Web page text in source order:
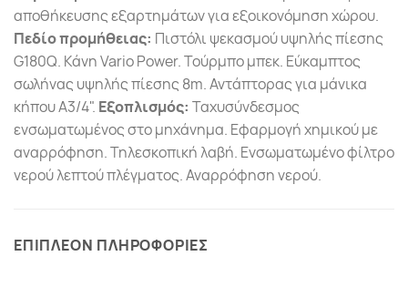
αποθήκευσης εξαρτημάτων για εξοικονόμηση χώρου.
Πεδίο προμήθειας: Πιστόλι ψεκασμού υψηλής πίεσης
G180Q. Κάνη Vario Power. Τούρμπο μπεκ. Εύκαμπτος
σωλήνας υψηλής πίεσης 8m. Αντάπτορας για μάνικα
κήπου Α3/4". Εξοπλισμός: Ταχυσύνδεσμος
ενσωματωμένος στο μηχάνημα. Εφαρμογή χημικού με
αναρρόφηση. Τηλεσκοπική λαβή. Ενσωματωμένο φίλτρο
νερού λεπτού πλέγματος. Αναρρόφηση νερού.
ΕΠΙΠΛΕΟΝ ΠΛΗΡΟΦΟΡΙΕΣ